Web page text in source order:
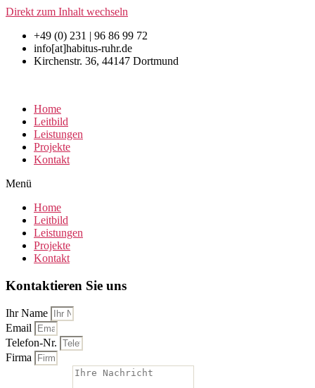
Direkt zum Inhalt wechseln
+49 (0) 231 | 96 86 99 72
info[at]habitus-ruhr.de
Kirchenstr. 36, 44147 Dortmund
Home
Leitbild
Leistungen
Projekte
Kontakt
Menü
Home
Leitbild
Leistungen
Projekte
Kontakt
Kontaktieren Sie uns
Ihr Name
Email
Telefon-Nr.
Firma